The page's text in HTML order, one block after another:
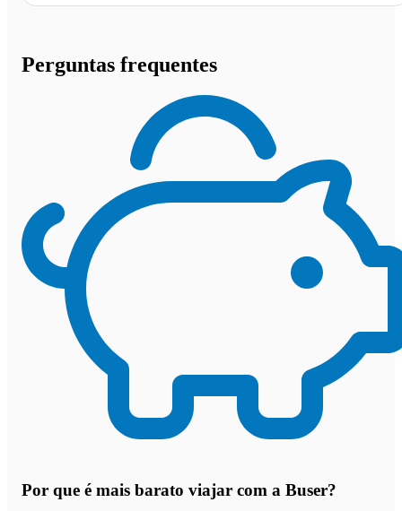
Perguntas frequentes
Por que é mais barato viajar com a Buser?